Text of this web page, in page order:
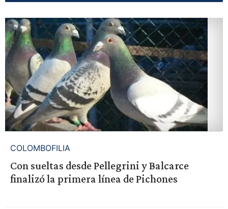
COLOMBOFILIA
Con sueltas desde Pellegrini y Balcarce
finalizó la primera línea de Pichones